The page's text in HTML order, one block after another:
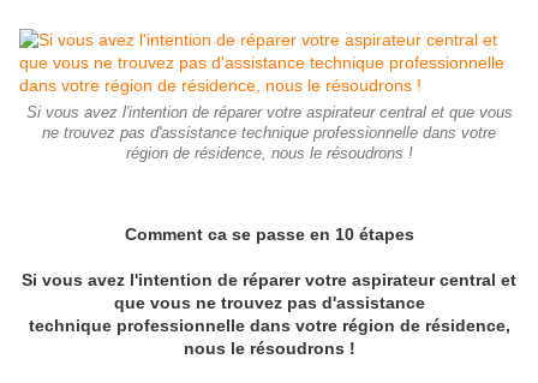
Si vous avez l'intention de réparer votre aspirateur central et que vous
ne trouvez pas d'assistance technique professionnelle dans votre
région de résidence, nous le résoudrons !
Comment ca se passe en 10 étapes
Si vous avez l'intention de réparer votre aspirateur central et
que vous ne trouvez pas d'assistance
technique professionnelle dans votre région de résidence,
nous le résoudrons !